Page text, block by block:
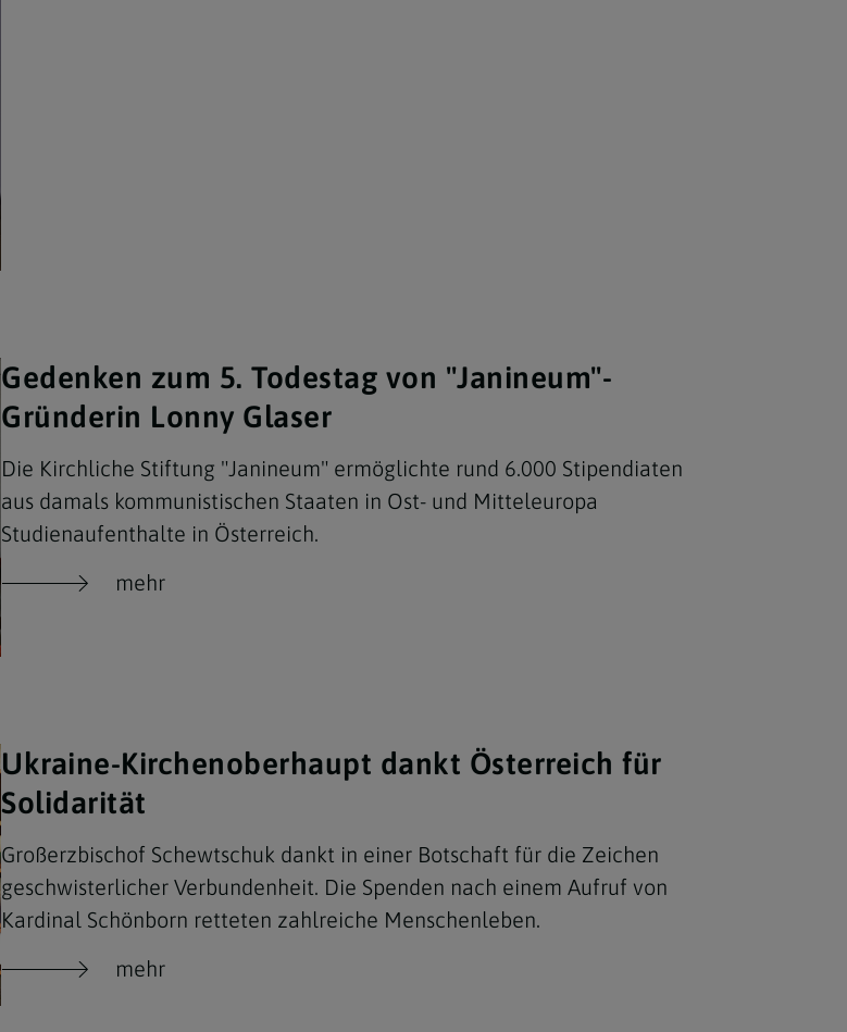
Gedenken zum 5. Todestag von "Janineum"-
Gründerin Lonny Glaser
Die Kirchliche Stiftung "Janineum" ermöglichte rund 6.000 Stipendiaten
aus damals kommunistischen Staaten in Ost- und Mitteleuropa
Studienaufenthalte in Österreich.
mehr
Ukraine-Kirchenoberhaupt dankt Österreich für
Solidarität
Großerzbischof Schewtschuk dankt in einer Botschaft für die Zeichen
geschwisterlicher Verbundenheit. Die Spenden nach einem Aufruf von
Kardinal Schönborn retteten zahlreiche Menschenleben.
mehr